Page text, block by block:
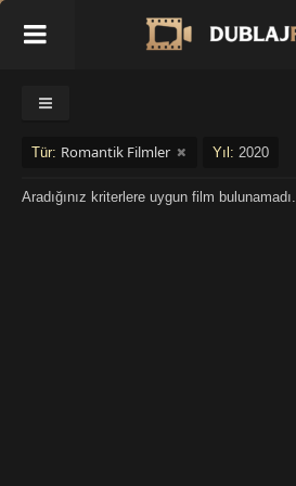
Tür: Romantik Filmler Yıl: 2020
Aradığınız kriterlere uygun film bulunamadı.